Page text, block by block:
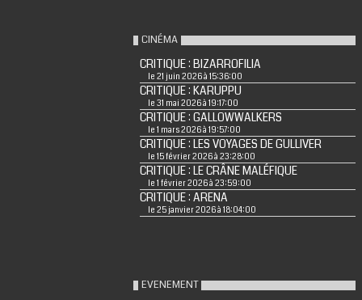
CINÉMA
CRITIQUE : BIZARROFILIA
le 21 juin 2026 à 15:36:00
CRITIQUE : KARUPPU
le 31 mai 2026 à 19:17:00
CRITIQUE : GALLOWWALKERS
le 1 mars 2026 à 19:57:00
CRITIQUE : LES VOYAGES DE GULLIVER
le 15 février 2026 à 23:28:00
CRITIQUE : LE CRÂNE MALÉFIQUE
le 1 février 2026 à 23:59:00
CRITIQUE : ARENA
le 25 janvier 2026 à 18:04:00
EVENEMENT